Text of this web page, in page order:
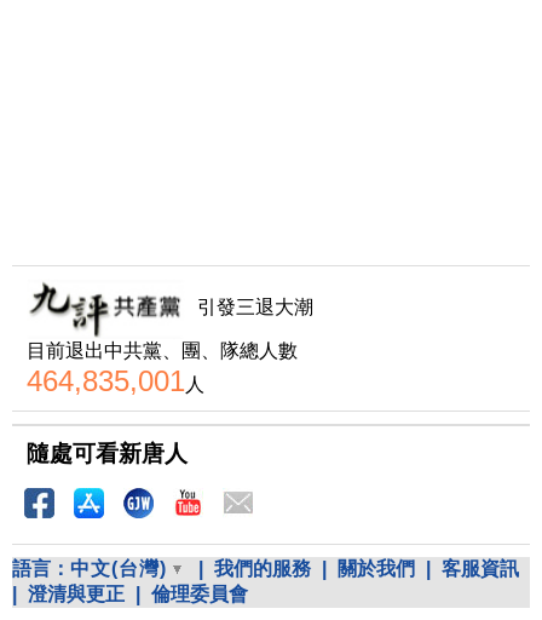
引發三退大潮
目前退出中共黨、團、隊總人數
464,835,001人
隨處可看新唐人
語言： 中文(台灣) 我們的服務 關於我們
客服資訊
澄清與更正 倫理委員會